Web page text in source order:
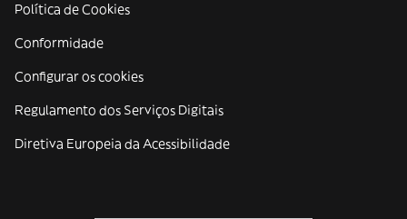
Política de Cookies
Conformidade
Configurar os cookies
Regulamento dos Serviços Digitais
Diretiva Europeia da Acessibilidade